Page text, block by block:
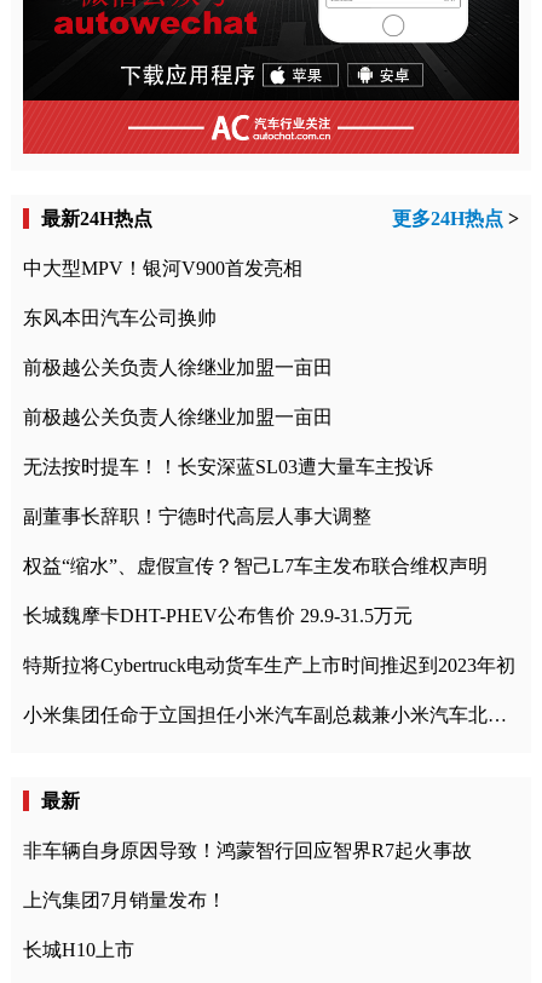
最新24H热点 更多24H热点 >
中大型MPV！银河V900首发亮相
东风本田汽车公司换帅
前极越公关负责人徐继业加盟一亩田
前极越公关负责人徐继业加盟一亩田
无法按时提车！！长安深蓝SL03遭大量车主投诉
副董事长辞职！宁德时代高层人事大调整
权益“缩水”、虚假宣传？智己L7车主发布联合维权声明
长城魏摩卡DHT-PHEV公布售价 29.9-31.5万元
特斯拉将Cybertruck电动货车生产上市时间推迟到2023年初
小米集团任命于立国担任小米汽车副总裁兼小米汽车北京总部政委
最新
非车辆自身原因导致！鸿蒙智行回应智界R7起火事故
上汽集团7月销量发布！
长城H10上市